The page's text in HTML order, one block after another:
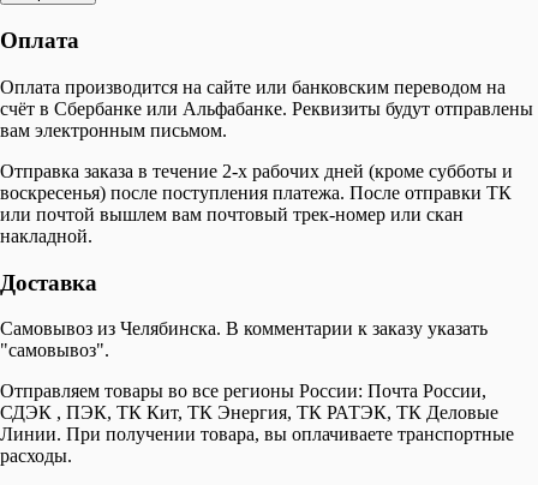
Оплата
Оплата производится на сайте или банковским переводом на
счёт в Сбербанке или Альфабанке. Реквизиты будут отправлены
вам электронным письмом.
Отправка заказа в течение 2-х рабочих дней (кроме субботы и
воскресенья) после поступления платежа. После отправки ТК
или почтой вышлем вам почтовый трек-номер или скан
накладной.
Доставка
Самовывоз из Челябинска. В комментарии к заказу указать
"самовывоз".
Отправляем товары во все регионы России: Почта России,
СДЭК , ПЭК, ТК Кит, ТК Энергия, ТК РАТЭК, ТК Деловые
Линии. При получении товара, вы оплачиваете транспортные
расходы.